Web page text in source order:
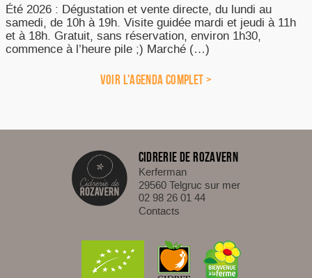
Été 2026 : Dégustation et vente directe, du lundi au
samedi, de 10h à 19h. Visite guidée mardi et jeudi à 11h
et à 18h. Gratuit, sans réservation, environ 1h30,
commence à l’heure pile ;) Marché (…)
VOIR L'AGENDA COMPLET >
CIDRERIE DE ROZAVERN
Kerferman
29560 Telgruc sur mer
02 98 26 01 44
Contacts